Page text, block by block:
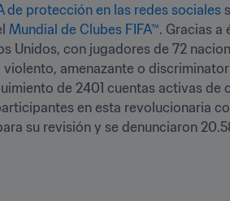
de protección en las redes sociales
Mundial de Clubes FIFA™. Gracias a
Unidos, con jugadores de 72
amenazante o
de 2401 cuentas activas
en esta revolucionaria
su revisión y se denunciaron